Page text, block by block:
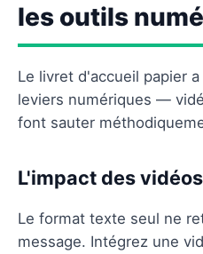
les outils
Le livret d'accueil papier
leviers numériques —
font sauter
L'impact des
Le format texte seul ne
message. Intégrez une